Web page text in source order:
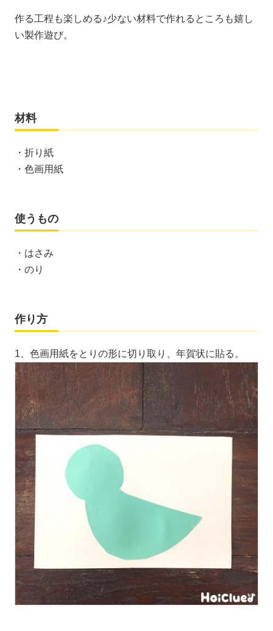
作る工程も楽しめる♪少ない材料で作れるところも嬉し
い製作遊び。
材料
・折り紙
・色画用紙
使うもの
・はさみ
・のり
作り方
1、色画用紙をとりの形に切り取り、年賀状に貼る。